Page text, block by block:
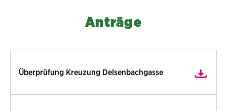
Anträge
Überprüfung Kreuzung Delsenbachgasse